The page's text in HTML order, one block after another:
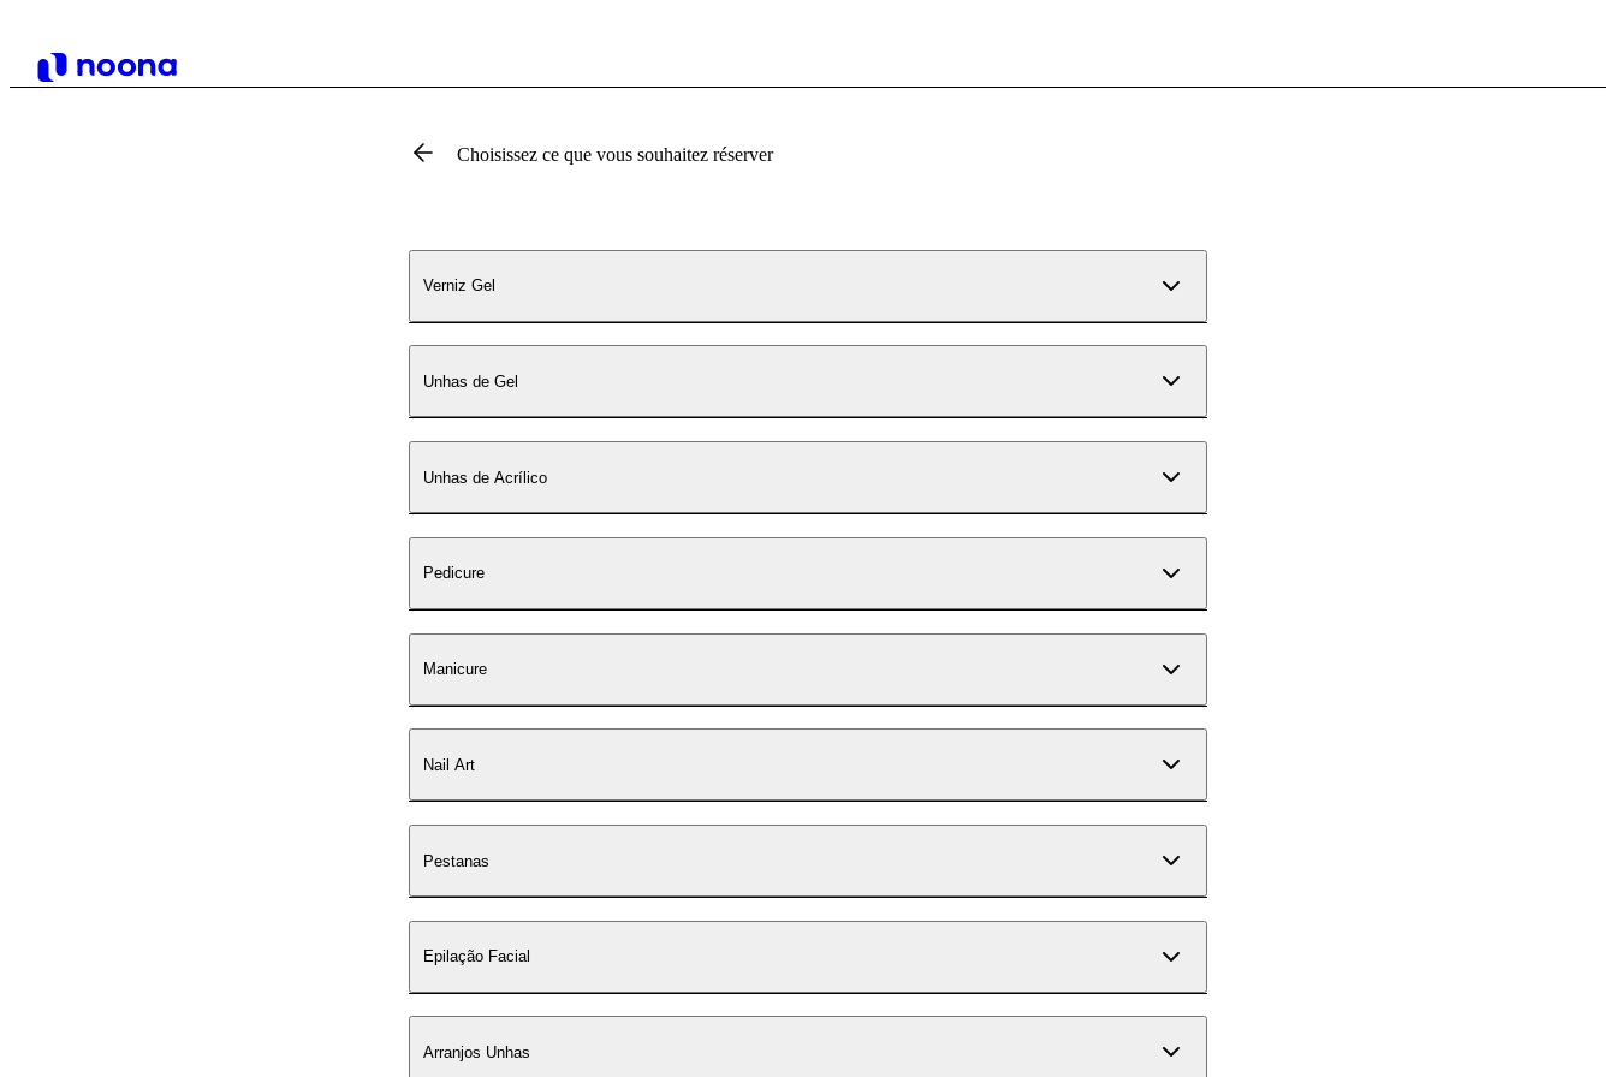
Choisissez ce que vous souhaitez réserver
Verniz Gel
Unhas de Gel
Unhas de Acrílico
Pedicure
Manicure
Nail Art
Pestanas
Epilação Facial
Arranjos Unhas